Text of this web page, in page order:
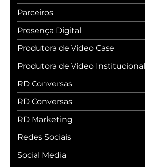
Parceiros
Presença Digital
Produtora de Vídeo Case
Produtora de Vídeo Institucional
RD Conversas
RD Conversas
RD Marketing
Redes Sociais
Social Media